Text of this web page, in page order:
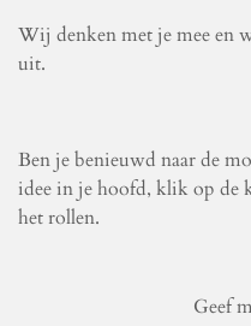
Wij denken met je mee en
uit.
Ben je benieuwd naar de
idee in je hoofd, klik op de
het rollen.
Geef